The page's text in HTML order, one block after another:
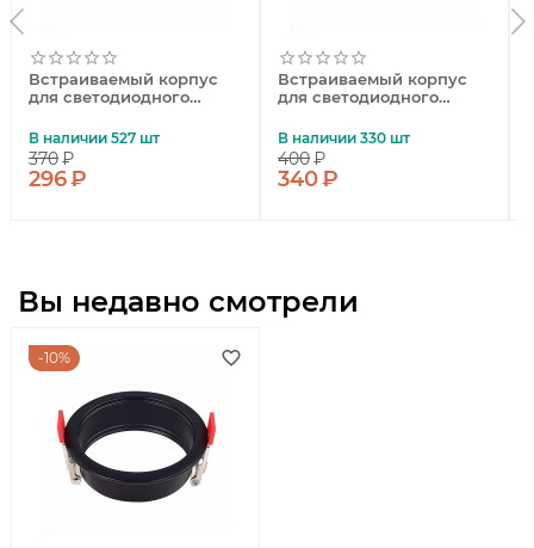
Встраиваемый корпус
для светодиодного
ST051.418.01
В наличии 527 шт
370₽
296₽
Встраиваемый корпус
для светодиодного
ST051.518.01
В наличии 330 шт
400₽
340₽
Вы недавно смотрели
10%